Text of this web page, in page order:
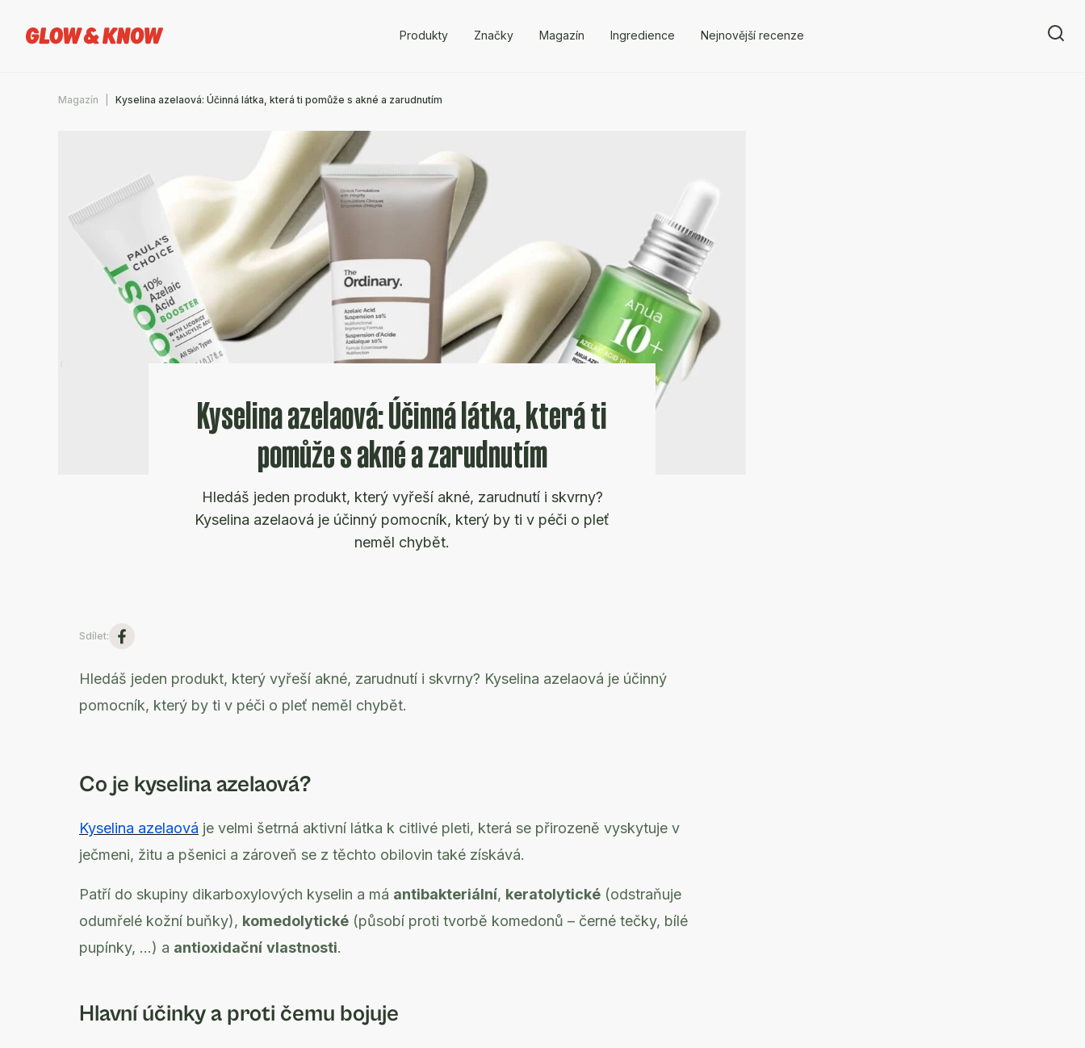
Produkty Značky Magazín Ingredience Nejnovější recenze
Magazín Kyselina azelaová: Účinná látka, která ti pomůže s akné a zarudnutím
Kyselina azelaová: Účinná látka, která ti
pomůže s akné a zarudnutím
Hledáš jeden produkt, který vyřeší akné, zarudnutí i skvrny?
Kyselina azelaová je účinný pomocník, který by ti v péči o pleť
neměl chybět.
Sdílet:
Hledáš jeden produkt, který vyřeší akné, zarudnutí i skvrny? Kyselina azelaová je účinný
pomocník, který by ti v péči o pleť neměl chybět.
Co je kyselina azelaová?
Kyselina azelaová je velmi šetrná aktivní látka k citlivé pleti, která se přirozeně vyskytuje v
ječmeni, žitu a pšenici a zároveň se z těchto obilovin také získává.
Patří do skupiny dikarboxylových kyselin a má antibakteriální, keratolytické (odstraňuje
odumřelé kožní buňky), komedolytické (působí proti tvorbě komedonů – černé tečky, bílé
pupínky, ...) a antioxidační vlastnosti.
Hlavní účinky a proti čemu bojuje